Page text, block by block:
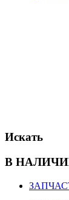
Искать
В